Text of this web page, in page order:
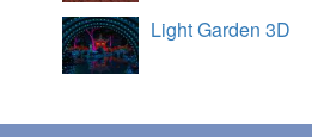
Light Garden 3D